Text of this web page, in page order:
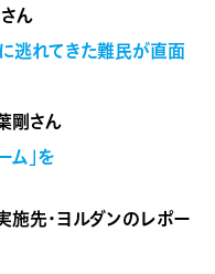
ん
逃れてきた難民が直面
剛さん
ム」を
先・ヨルダンのレポー